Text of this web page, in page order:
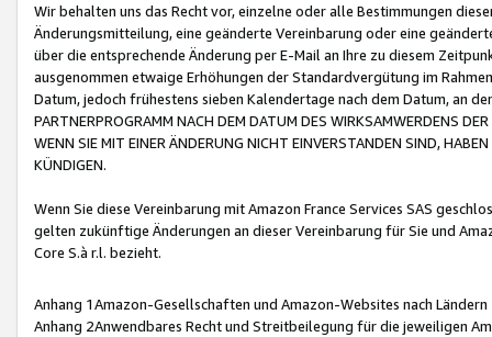
Wir behalten uns das Recht vor, einzelne oder alle Bestimmungen
Änderungsmitteilung, eine geänderte Vereinbarung oder eine
über die entsprechende Änderung per E-Mail an Ihre zu diesem
ausgenommen etwaige Erhöhungen der Standardvergütung im
Datum, jedoch frühestens sieben Kalendertage nach dem Datum, an
PARTNERPROGRAMM NACH DEM DATUM DES WIRKSAMWERDENS
WENN SIE MIT EINER ÄNDERUNG NICHT EINVERSTANDEN SIND,
KÜNDIGEN.
Wenn Sie diese Vereinbarung mit Amazon France Services SAS
gelten zukünftige Änderungen an dieser Vereinbarung für Sie und
Core S.à r.l. bezieht.
Anhang 1Amazon-Gesellschaften und Amazon-Websites nach Ländern
Anhang 2Anwendbares Recht und Streitbeilegung für die jeweiligen